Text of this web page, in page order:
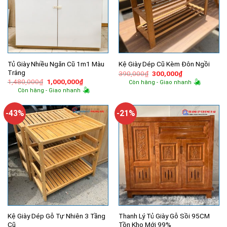
Tủ Giày Nhiều Ngăn Cũ 1m1 Màu
Trắng
1,480,000₫ Giá
gốc
là:
1,000,000₫Giá
hiện
tại
1,000,000₫.
Còn hàng - Giao nhanh
Kệ Giày Dép Cũ Kèm Đôn Ngồi
390,000₫ Giá
gốc
là:
300,000₫Giá
hiện
tại
Còn hàng - Giao nhanh
-43%
Kệ Giày Dép Gỗ Tự Nhiên 3 Tầng
Cũ
-21%
Thanh Lý Tủ Giày Gỗ Sồi 95CM
Tồn Kho Mới 99%